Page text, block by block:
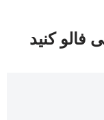
فالو کنید